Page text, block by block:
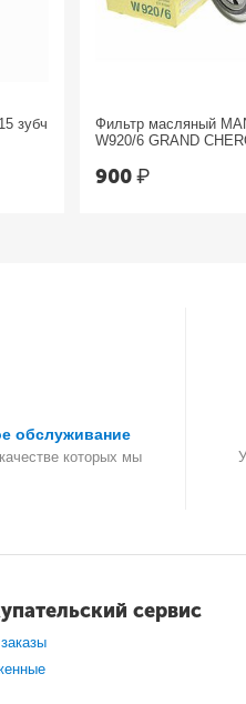
зубч
Фильтр масляный
W920/6 GRAND
900₽
обслуживание
которых мы
сервис